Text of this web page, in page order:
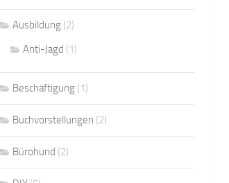
Ausbildung (2)
Anti-Jagd (1)
Beschäftigung (1)
Buchvorstellungen (2)
Bürohund (2)